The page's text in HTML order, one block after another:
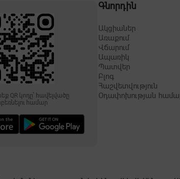
QR կոդը՝ հավելվածը
համար
Գնորդին
Ակցիաներ
Առաքում
Վճարում
Ապառիկ
Պատվեր
Բլոգ
Հաշվետվություն
Օդափոխության